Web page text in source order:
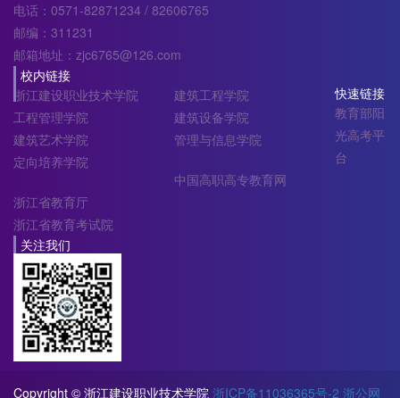
电话：0571-82871234 / 82606765
邮编：311231
邮箱地址：zjc6765@126.com
校内链接
浙江建设职业技术学院
建筑工程学院
工程管理学院
建筑设备学院
建筑艺术学院
管理与信息学院
定向培养学院
快速链接
教育部阳
光高考平
台
中国高职高专教育网
浙江省教育厅
浙江省教育考试院
关注我们
Copyright © 浙江建设职业技术学院 浙ICP备11036365号-2 浙公网